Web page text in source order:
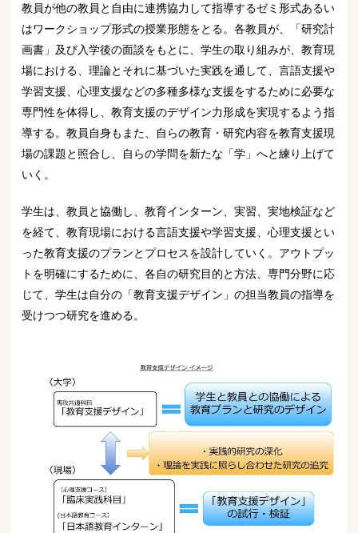
教員が他の教員と自由に連携協力して指導するゼミ形式あるい
はワークショップ形式の授業形態をとる。各教員が、「研究計
画書」及び入学後の面談をもとに、学生の取り組みが、教育現
場における、理論とそれに基づいた実践を通して、言語支援や
学習支援、心理支援などの多種多様な支援をするために必要な
専門性を体得し、教育支援のデザイン力形成を実現するよう指
導する。教員自身もまた、自らの教育・研究内容を教育支援現
場の課題と照合し、自らの学問を新たな「学」へと練り上げて
いく。
学生は、教員と協働し、教育インターン、実習、実地検証など
を経て、教育現場における言語支援や学習支援、心理支援とい
った教育支援のプランとプロセスを設計していく。アウトプッ
トを明確にするために、各自の研究目的と方法、専門分野に応
じて、学生は自分の「教育支援デザイン」の担当教員の指導を
受けつつ研究を進める。